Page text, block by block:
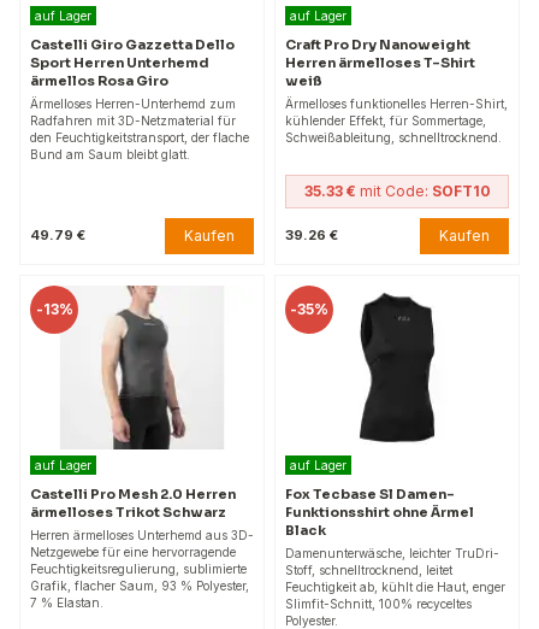
auf Lager
Castelli Giro Gazzetta Dello
Sport Herren Unterhemd
ärmellos Rosa Giro
Ärmelloses Herren-Unterhemd zum
Radfahren mit 3D-Netzmaterial für
den Feuchtigkeitstransport, der flache
Bund am Saum bleibt glatt.
49.79 € Kaufen
auf Lager
Craft Pro Dry Nanoweight
Herren ärmelloses T-Shirt
weiß
Ärmelloses funktionelles Herren-Shirt,
kühlender Effekt, für Sommertage,
Schweißableitung, schnelltrocknend.
35.33 € mit Code: SOFT10
39.26 € Kaufen
-13%
auf Lager
Castelli Pro Mesh 2.0 Herren
ärmelloses Trikot Schwarz
Herren ärmelloses Unterhemd aus 3D-
Netzgewebe für eine hervorragende
Feuchtigkeitsregulierung, sublimierte
Grafik, flacher Saum, 93 % Polyester,
7 % Elastan.
-35%
auf Lager
Fox Tecbase Sl Damen-
Funktionsshirt ohne Ärmel
Black
Damenunterwäsche, leichter TruDri-
Stoff, schnelltrocknend, leitet
Feuchtigkeit ab, kühlt die Haut, enger
Slimfit-Schnitt, 100% recyceltes
Polyester.